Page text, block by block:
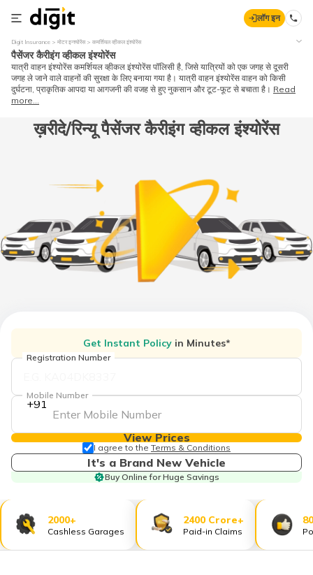
लॉग इन
Digit Insurance मोटर इन्श्योरेंस कमर्शियल व्हीकल इंश्योरेंस
पैसेंजर कैरीइंग व्हीकल इंश्योरेंस
यात्री वाहन इंश्योरेंस कमर्शियल व्हीकल इंश्योरेंस पॉलिसी है, जिसे यात्रियों को एक जगह से दूसरी
जगह ले जाने वाले वाहनों की सुरक्षा के लिए बनाया गया है। यात्री वाहन इंश्योरेंस वाहन को किसी
दुर्घटना, प्राकृतिक आपदा या आगजनी की वजह से हुए नुकसान और टूट-फूट से बचाता है। Read
more...
ख़रीदे/रिन्यू पैसेंजर कैरीइंग व्हीकल इंश्योरेंस
Get Instant Policy in Minutes*
Registration Number
+91
Mobile Number
View Prices
I agree to the Terms & Conditions
It's a Brand New Vehicle
Buy Online for Huge Savings
2000+
Cashless Garages
2400 Crore+
Paid-in Claims